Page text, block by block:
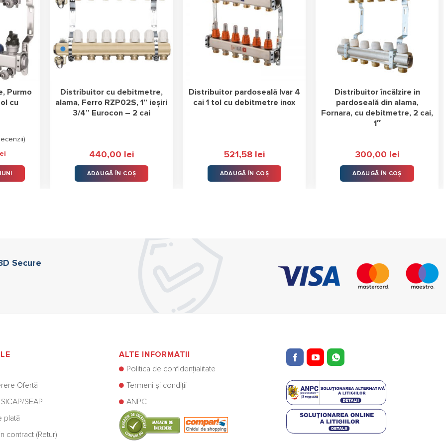
Purmo
cu
)
lei
Distribuitor cu debitmetre,
alama, Ferro RZP02S, 1” ieșiri
3/4” Eurocon – 2 cai
440,00 lei
ADAUGĂ ÎN COȘ
Distribuitor pardoseală Ivar 4
cai 1 tol cu debitmetre inox
521,58 lei
ADAUGĂ ÎN COȘ
Distribuitor încălzire in
pardoseală din alama,
Fornara, cu debitmetre, 2 cai,
1″
300,00 lei
ADAUGĂ ÎN COȘ
Secure
Ofertă
SEAP
plată
contract (Retur)
ALTE INFORMATII
Politica de confidențialitate
Termeni și condiții
ANPC